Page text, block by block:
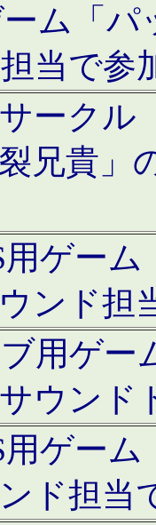
ーム「
当で参
ークル
兄貴」
用ゲー
ンド担
用ゲー
サウン
用ゲー
ド担当